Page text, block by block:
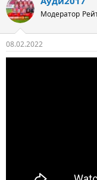
Модератор
08.02.2022